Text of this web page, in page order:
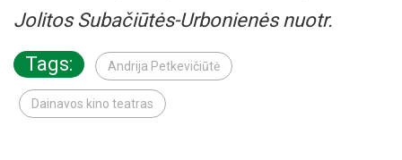
Jolitos Subačiūtės-Urbonienės nuotr.
Tags:
Andrija Petkevičiūtė
Dainavos kino teatras